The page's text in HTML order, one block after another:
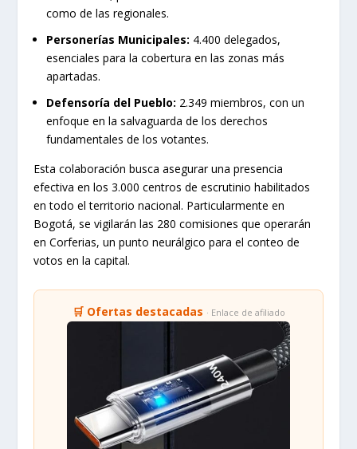
como de las regionales.
Personerías Municipales: 4.400 delegados,
esenciales para la cobertura en las zonas más
apartadas.
Defensoría del Pueblo: 2.349 miembros, con un
enfoque en la salvaguarda de los derechos
fundamentales de los votantes.
Esta colaboración busca asegurar una presencia
efectiva en los 3.000 centros de escrutinio habilitados
en todo el territorio nacional. Particularmente en
Bogotá, se vigilarán las 280 comisiones que operarán
en Corferias, un punto neurálgico para el conteo de
votos en la capital.
🛒 Ofertas destacadas · Enlace de afiliado